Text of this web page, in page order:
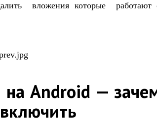
вложения которые работают
Android —